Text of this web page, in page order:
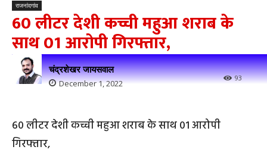
राजनांदगांव
60 लीटर देशी कच्ची महुआ शराब के
साथ 01 आरोपी गिरफ्तार,
चंद्रशेखर जायसवाल
December 1, 2022 93
60 लीटर देशी कच्ची महुआ शराब के साथ 01 आरोपी
गिरफ्तार,